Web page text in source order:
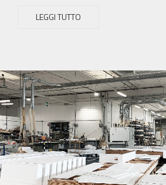
LEGGI TUTTO